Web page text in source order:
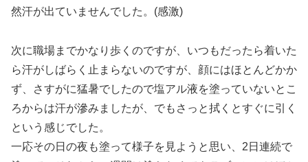
然汗が出ていませんでした。(感激)
次に職場までかなり歩くのですが、いつもだったら着いた
ら汗がしばらく止まらないのですが、顔にはほとんどかか
ず、さすがに猛暑でしたので塩アル液を塗っていないとこ
ろからは汗が滲みましたが、でもさっと拭くとすぐに引く
という感じでした。
一応その日の夜も塗って様子を見ようと思い、2日連続で